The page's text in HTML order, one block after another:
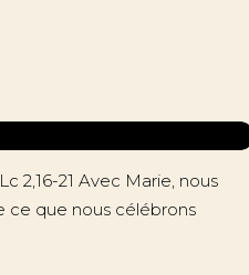
2,16-21 Avec Marie, nous
ce que nous célébrons